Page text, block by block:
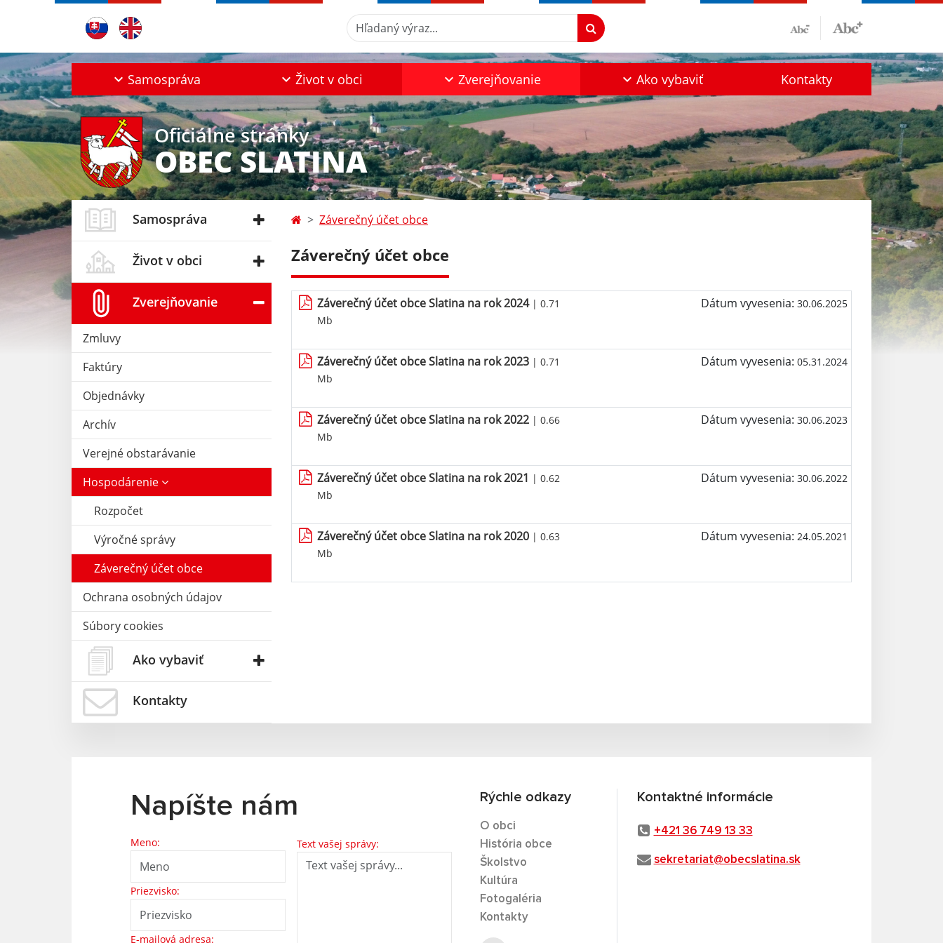
Hľadaný výraz...
Samospráva Život v obci Zverejňovanie Ako vybaviť Kontakty
Oficiálne stránky
OBEC SLATINA
Samospráva
Život v obci
Zverejňovanie
Zmluvy
Faktúry
Objednávky
Archív
Verejné obstarávanie
Hospodárenie
Rozpočet
Výročné správy
Záverečný účet obce
Ochrana osobných údajov
Súbory cookies
Ako vybaviť
Kontakty
Záverečný účet obce
Záverečný účet obce
Záverečný účet obce Slatina na rok 2024| 0.71
Mb
Dátum vyvesenia: 30.06.2025
Záverečný účet obce Slatina na rok 2023 | 0.71
Mb
Dátum vyvesenia: 05.31.2024
Záverečný účet obce Slatina na rok 2022 | 0.66
Mb
Dátum vyvesenia: 30.06.2023
Záverečný účet obce Slatina na rok 2021 | 0.62
Mb
Dátum vyvesenia: 30.06.2022
Záverečný účet obce Slatina na rok 2020 | 0.63
Mb
Dátum vyvesenia: 24.05.2021
Napíšte nám
Meno:
Priezvisko:
E-mailová adresa:
Text vašej správy:
Rýchle odkazy
O obci
História obce
Školstvo
Kultúra
Fotogaléria
Kontakty
Kontaktné informácie
+421 36 749 13 33
sekretariat@obecslatina.sk